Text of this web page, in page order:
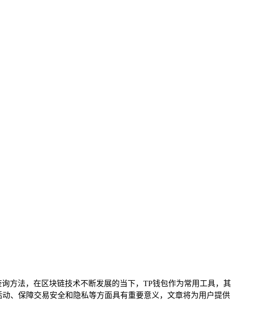
方法，在区块链技术不断发展的当下，TP钱包作为常用工具，其
、保障交易安全和隐私等方面具有重要意义，文章将为用户提供